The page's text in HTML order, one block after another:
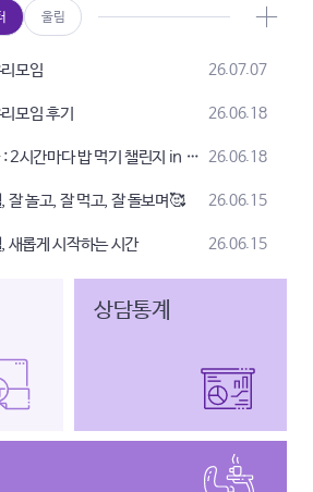
울림
모임 26.07.07
모임 후기 26.06.18
[후기] {식도락도 락이다 : 2시간마다 밥 먹기 챌린지 in 광주} 심신회복캠프 후기입니다 26.06.18
잘 놀고, 잘 먹고, 잘 돌보며🥰 26.06.15
새롭게 시작하는 시간 26.06.15
상담통계